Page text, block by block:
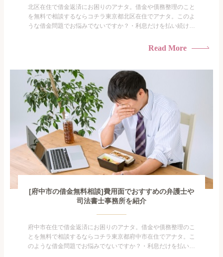
北区在住で借金返済にお困りのアナタ。借金や債務整理のこと
を無料で相談するならコチラ東京都北区在住でアナタ。このよ
うな借金問題でお悩みでないですか？・利息だけを払い続けて
たくない・借金の催促、取り立てで憂鬱になる。・闇金に手を
りますよ...
Read More
[府中市の借金無料相談]費用面でおすすめの弁護士や
司法書士事務所を紹介
府中市在住で借金返済にお困りのアナタ。借金や債務整理のこ
とを無料で相談するならコチラ東京都府中市在住でアナタ。こ
のような借金問題でお悩みでないですか？・利息だけを払い続